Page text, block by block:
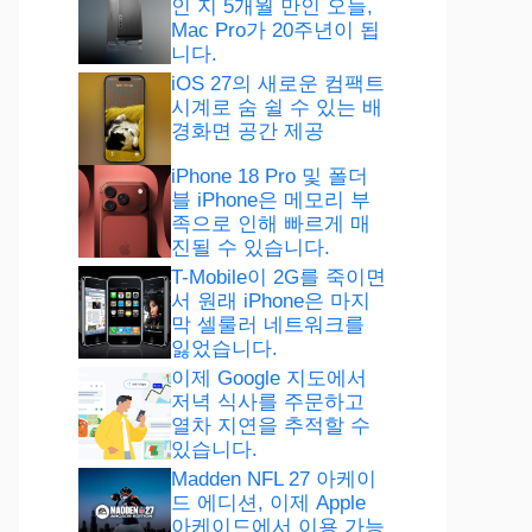
인 지 5개월 만인 오늘,
Mac Pro가 20주년이 됩
니다.
iOS 27의 새로운 컴팩트
시계로 숨 쉴 수 있는 배
경화면 공간 제공
iPhone 18 Pro 및 폴더
블 iPhone은 메모리 부
족으로 인해 빠르게 매
진될 수 있습니다.
T-Mobile이 2G를 죽이면
서 원래 iPhone은 마지
막 셀룰러 네트워크를
잃었습니다.
이제 Google 지도에서
저녁 식사를 주문하고
열차 지연을 추적할 수
있습니다.
Madden NFL 27 아케이
드 에디션, 이제 Apple
아케이드에서 이용 가능